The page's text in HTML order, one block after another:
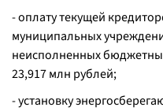
- оплату текущей
муниципальных
неисполненных
23,917 млн рублей;
- установку